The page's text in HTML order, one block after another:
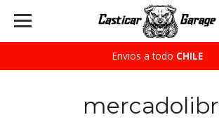
Envios a todo CHILE